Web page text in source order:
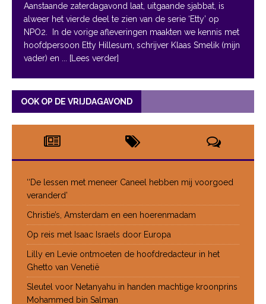
Aanstaande zaterdagavond laat, uitgaande sjabbat, is
alweer het vierde deel te zien van de serie ‘Etty’ op
NPO2. In de vorige afleveringen maakten we kennis met
hoofdpersoon Etty Hillesum, schrijver Klaas Smelik (mijn
vader) en
... [Lees verder]
OOK OP DE VRIJDAGAVOND
‘‘De lessen met meneer Caneel hebben mij voorgoed
veranderd’
Christie’s, Amsterdam en een hoerenmadam
Op reis met Isaac Israels door Europa
Lilly en Levie ontmoeten de hoofdredacteur in het
Ghetto van Venetië
Sleutel voor Netanyahu in handen machtige kroonprins
Mohammed bin Salman